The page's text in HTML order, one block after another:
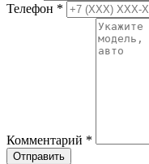
Телефон *
Комментарий *
Отправить